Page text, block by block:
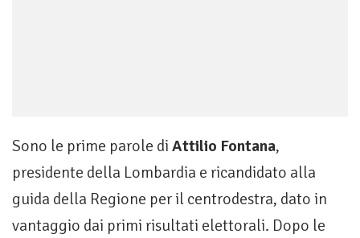
Sono le prime parole di Attilio Fontana,
presidente della Lombardia e ricandidato alla
guida della Regione per il centrodestra, dato in
vantaggio dai primi risultati elettorali. Dopo le